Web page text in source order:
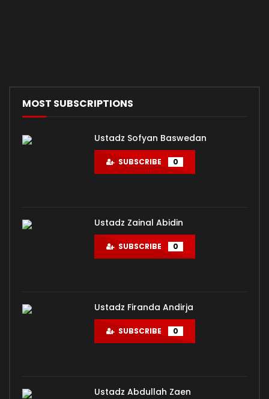
MOST SUBSCRIPTIONS
Ustadz Sofyan Baswedan
SUBSCRIBE 0
Ustadz Zainal Abidin
SUBSCRIBE 0
Ustadz Firanda Andirja
SUBSCRIBE 0
Ustadz Abdullah Zaen